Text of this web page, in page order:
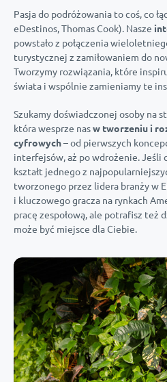
Pasja do podróżowania to coś, co
eDestinos, Thomas Cook). Nasze
powstało z połączenia
turystycznej z zamiłowaniem do
Tworzymy rozwiązania, które
świata i wspólnie zamieniamy te
Szukamy doświadczonej osoby na
która wesprze nasw tworzeniu i
cyfrowych– od pierwszych
interfejsów, aż po wdrożenie. Jeśli
kształt jednego z
tworzonego przez lidera branży w
i kluczowego gracza na rynkach
pracę zespołową, ale potrafisz też
może być miejsce dla Ciebie.